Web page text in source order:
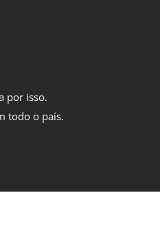
por isso.
todo o país.